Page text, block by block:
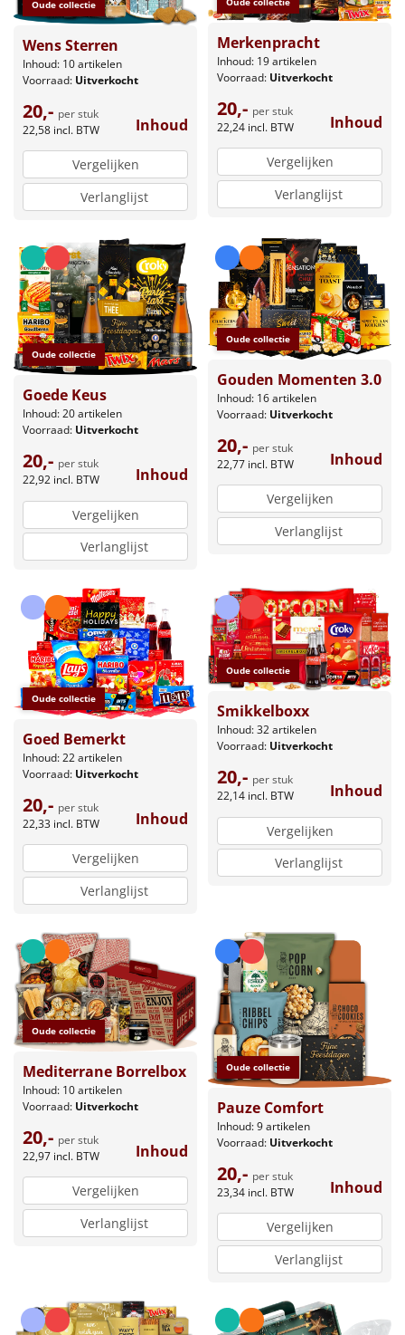
Alle overige
Oude collectie
Wens Sterren
Inhoud: 10 artikelen
Voorraad: Uitverkocht
20,- per stuk
22,58 incl. BTW Inhoud
Vergelijken
Verlanglijst
Merkenpracht
Inhoud: 19 artikelen
Voorraad: Uitverkocht
20,- per stuk
22,24 incl. BTW Inhoud
Vergelijken
Verlanglijst
Oude collectie
Goede Keus
Inhoud: 20 artikelen
Voorraad: Uitverkocht
20,- per stuk
22,92 incl. BTW Inhoud
Vergelijken
Verlanglijst
Oude collectie
Gouden Momenten 3.0
Inhoud: 16 artikelen
Voorraad: Uitverkocht
20,- per stuk
22,77 incl. BTW Inhoud
Vergelijken
Verlanglijst
Oude collectie
Goed Bemerkt
Inhoud: 22 artikelen
Voorraad: Uitverkocht
20,- per stuk
22,33 incl. BTW Inhoud
Vergelijken
Verlanglijst
Oude collectie
Smikkelboxx
Inhoud: 32 artikelen
Voorraad: Uitverkocht
20,- per stuk
22,14 incl. BTW Inhoud
Vergelijken
Verlanglijst
Oude collectie
Mediterrane Borrelbox
Inhoud: 10 artikelen
Voorraad: Uitverkocht
20,- per stuk
22,97 incl. BTW Inhoud
Vergelijken
Verlanglijst
Oude collectie
Pauze Comfort
Inhoud: 9 artikelen
Voorraad: Uitverkocht
20,- per stuk
23,34 incl. BTW Inhoud
Vergelijken
Verlanglijst